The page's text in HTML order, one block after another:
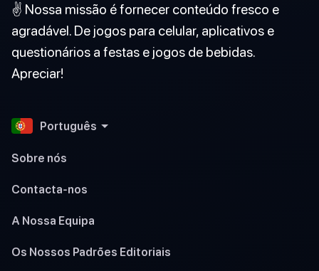
✌️ Nossa missão é fornecer conteúdo fresco e
agradável. De jogos para celular, aplicativos e
questionários a festas e jogos de bebidas.
Apreciar!
Português
Sobre nós
Contacta-nos
A Nossa Equipa
Os Nossos Padrões Editoriais